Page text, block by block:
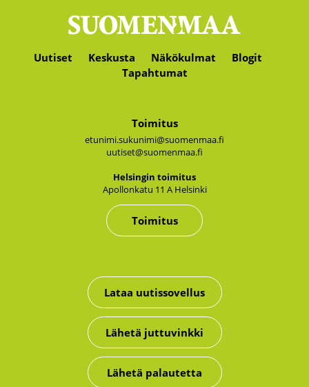
Uutiset Keskusta Näkökulmat
Blogit
Tapahtumat
Toimitus
etunimi.sukunimi@suomenmaa.fi
uutiset@suomenmaa.fi
Hel­sin­gin toi­mi­tus
Apol­lon­ka­tu 11 A Hel­sin­ki
Toimitus
Lataa uutissovellus
Lähetä juttuvinkki
Lähetä palautetta